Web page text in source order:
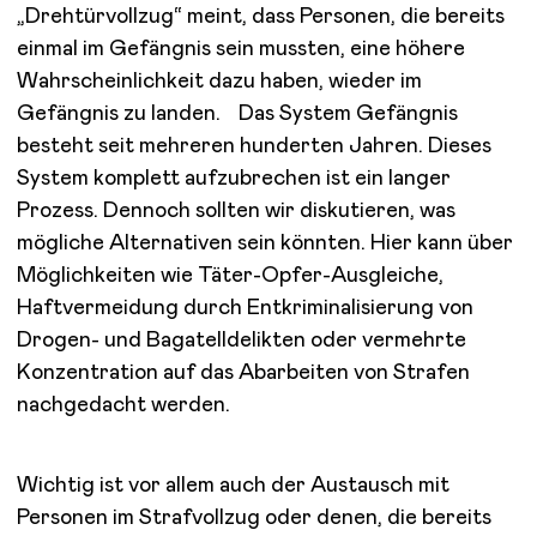
„Drehtürvollzug“ meint, dass Personen, die bereits
einmal im Gefängnis sein mussten, eine höhere
Wahrscheinlichkeit dazu haben, wieder im
Gefängnis zu landen. Das System Gefängnis
besteht seit mehreren hunderten Jahren. Dieses
System komplett aufzubrechen ist ein langer
Prozess. Dennoch sollten wir diskutieren, was
mögliche Alternativen sein könnten. Hier kann über
Möglichkeiten wie Täter-Opfer-Ausgleiche,
Haftvermeidung durch Entkriminalisierung von
Drogen- und Bagatelldelikten oder vermehrte
Konzentration auf das Abarbeiten von Strafen
nachgedacht werden.
Wichtig ist vor allem auch der Austausch mit
Personen im Strafvollzug oder denen, die bereits